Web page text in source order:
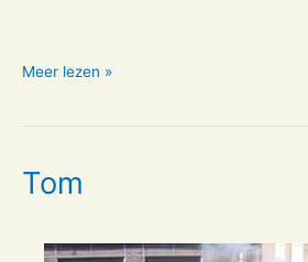
Meer lezen »
Tom
Tom